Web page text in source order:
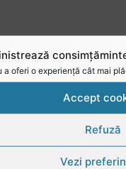
oferi o experiență cât mai
Accept
Refuză
Vezi